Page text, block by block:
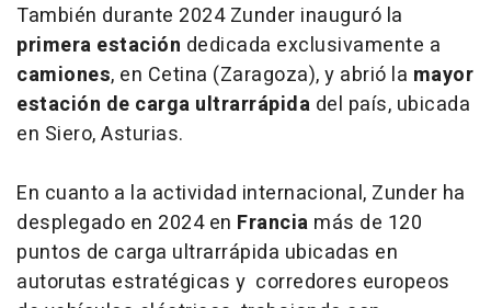
También durante 2024 Zunder inauguró la
primera estación dedicada exclusivamente a
camiones, en Cetina (Zaragoza), y abrió la mayor
estación de carga ultrarrápida del país, ubicada
en Siero, Asturias.
En cuanto a la actividad internacional, Zunder ha
desplegado en 2024 en Francia más de 120
puntos de carga ultrarrápida ubicadas en
autorutas estratégicas y corredores europeos